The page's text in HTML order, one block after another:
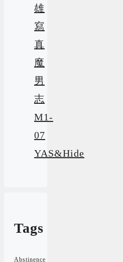
雄
寫
真
魔
男
志
M1-
07
YAS&Hide
Tags
Abstinence